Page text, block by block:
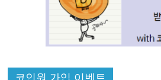
코인원 가입 이벤트